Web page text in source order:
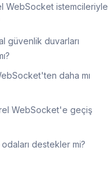
WebSocket istemcileriyle
güvenlik duvarları
daha mı
WebSocket'e geçiş
destekler mi?